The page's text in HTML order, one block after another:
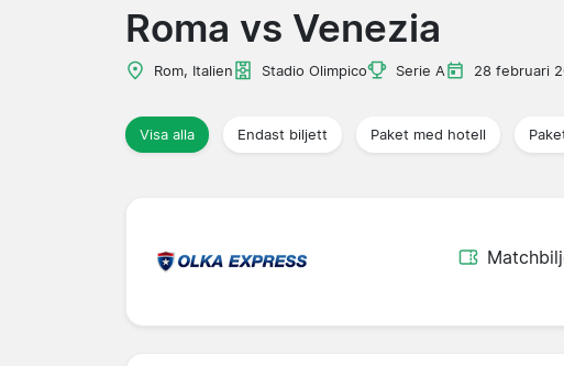
Roma vs Venezia
Rom, Italien Stadio Olimpico Serie A 28 februari
Visa alla Endast biljett Paket med hotell